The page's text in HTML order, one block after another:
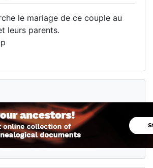
le mariage de ce couple au
leurs parents.